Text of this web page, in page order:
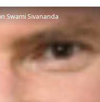
Swami Sivananda